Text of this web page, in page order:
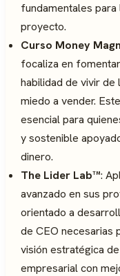
fundamentales
proyecto.
Curso Money
focaliza en
habilidad de vivir
miedo a vender.
esencial para
y sostenible
dinero.
The Lider Lab™:
avanzado en sus
orientado a
de CEO necesarias
visión estratégica
empresarial con